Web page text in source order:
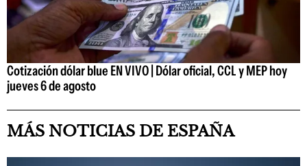
Cotización dólar blue EN VIVO | Dólar oficial, CCL y MEP hoy
jueves 6 de agosto
MÁS NOTICIAS DE ESPAÑA